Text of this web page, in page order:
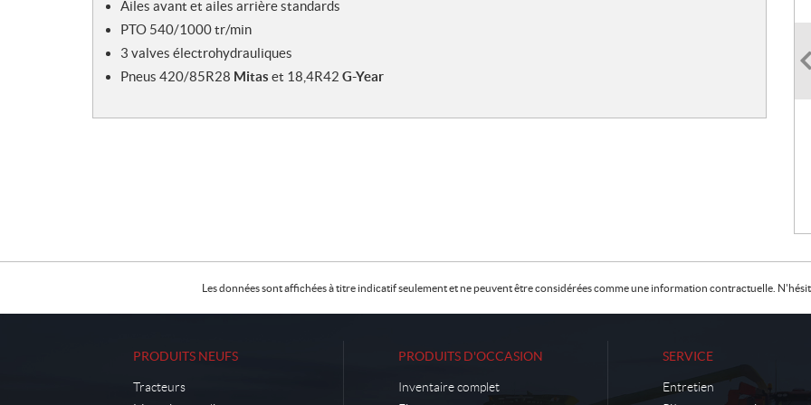
Ailes avant et ailes arrière standards
PTO 540/1000 tr/min
3 valves électrohydrauliques
Pneus 420/85R28 Mitas et 18,4R42 G-Year
Les données sont affichées à titre indicatif seulement et ne peuvent être considérées comme une information contractuelle.
PRODUITS NEUFS
Tracteurs
PRODUITS D'OCCASION
Inventaire complet
SERVICE
Entretien